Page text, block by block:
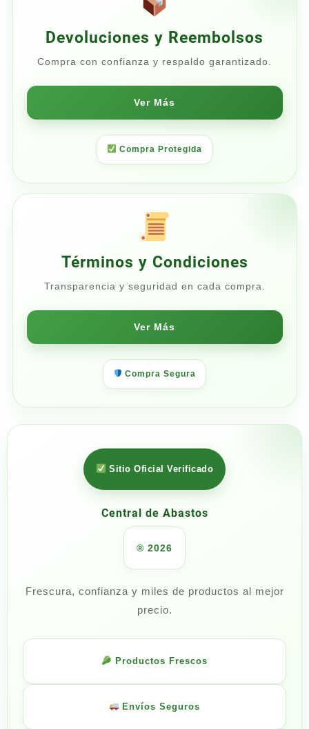
Devoluciones y Reembolsos
Compra con confianza y respaldo garantizado.
Ver Más
Compra Protegida
Términos y Condiciones
Transparencia y seguridad en cada compra.
Ver Más
Compra Segura
Sitio Oficial Verificado
Central de Abastos
® 2026
Frescura, confianza y miles de productos al mejor
precio.
Productos Frescos
Envíos Seguros